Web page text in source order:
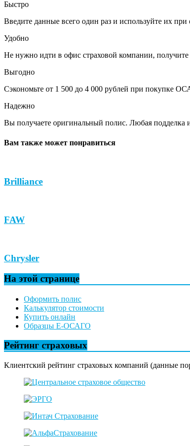
Быстро
Введите данные всего один раз и используйте их
Удобно
Не нужно идти в офис страховой компании,
Выгодно
Сэкономьте от 1 500 до 4 000 рублей при покупке
Надежно
Вы получаете оригинальный полис. Любая подделка
Вам также может понравиться
Brilliance
FAW
Chrysler
На этой странице
Оформить полис
Калькулятор стоимости
Купить онлайн
Образцы Е-ОСАГО
Рейтинг страховых
Клиентский рейтинг страховых компаний (данные